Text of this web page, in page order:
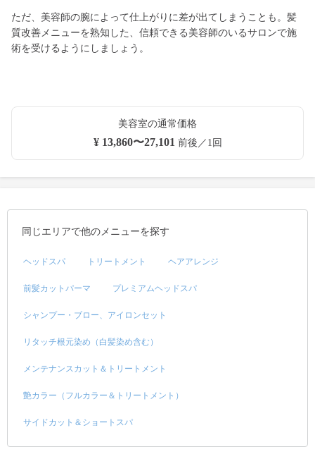
ただ、美容師の腕によって仕上がりに差が出てしまうことも。髪
質改善メニューを熟知した、信頼できる美容師のいるサロンで施
術を受けるようにしましょう。
美容室の通常価格
¥ 13,860〜27,101 前後／1回
同じエリアで他のメニューを探す
ヘッドスパ トリートメント ヘアアレンジ
前髪カットパーマ プレミアムヘッドスパ
シャンプー・ブロー、アイロンセット
リタッチ根元染め（白髪染め含む）
メンテナンスカット＆トリートメント
艶カラー（フルカラー＆トリートメント）
サイドカット＆ショートスパ